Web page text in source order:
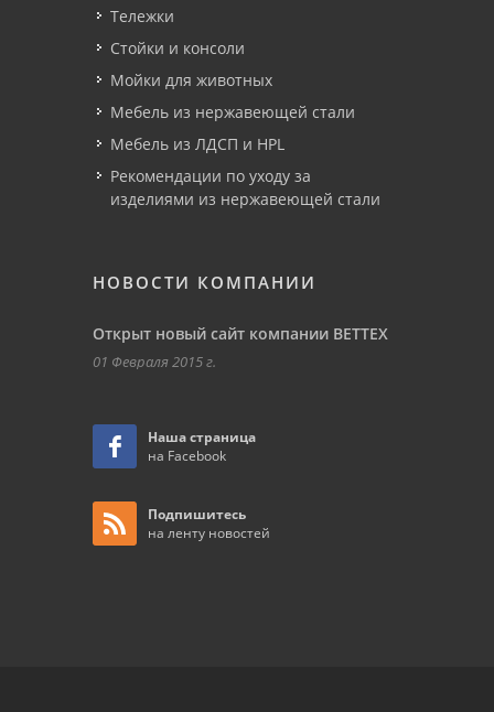
Тележки
Стойки и консоли
Мойки для животных
Мебель из нержавеющей стали
Мебель из ЛДСП и HPL
Рекомендации по уходу за
изделиями из нержавеющей стали
НОВОСТИ КОМПАНИИ
Открыт новый сайт компании ВЕТТЕХ
01 Февраля 2015 г.
Наша страница
на Facebook
Подпишитесь
на ленту новостей